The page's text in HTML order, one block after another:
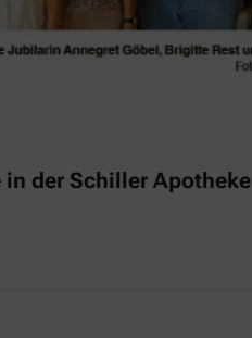
der Schiller Apotheke